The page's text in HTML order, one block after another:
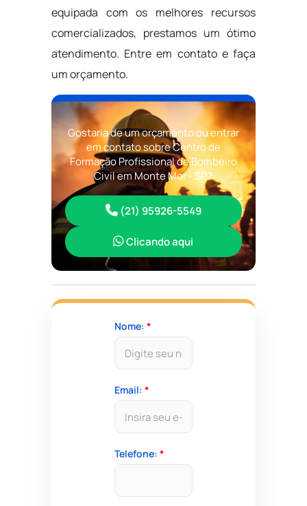
equipada com os melhores recursos
comercializados, prestamos um ótimo
atendimento. Entre em contato e faça
um orçamento.
Gostaria de um orçamento ou entrar
em contato sobre Centro de
Formação Profissional de Bombeiro
Civil em Monte Mor - SP?
(21) 95926-5549
Clicando aqui
Nome: *
Email: *
Telefone: *